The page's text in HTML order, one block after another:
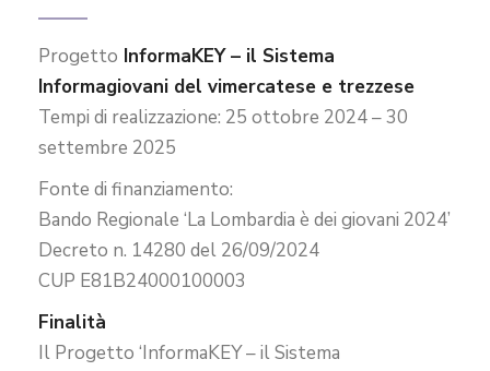
Progetto InformaKEY – il Sistema
Informagiovani del vimercatese e trezzese
Tempi di realizzazione: 25 ottobre 2024 – 30
settembre 2025
Fonte di finanziamento:
Bando Regionale ‘La Lombardia è dei giovani 2024’
Decreto n. 14280 del 26/09/2024
CUP E81B24000100003
Finalità
Il Progetto ‘InformaKEY – il Sistema